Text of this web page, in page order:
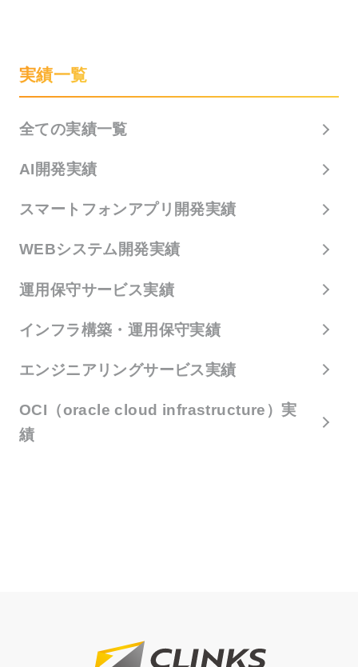
在宅率
66
2026年7月時点 2026年6月時点
実績一覧
全ての実績一覧
AI開発実績
スマートフォンアプリ開発実績
WEBシステム開発実績
運用保守サービス実績
インフラ構築・運用保守実績
エンジニアリングサービス実績
OCI（oracle cloud infrastructure）実
績